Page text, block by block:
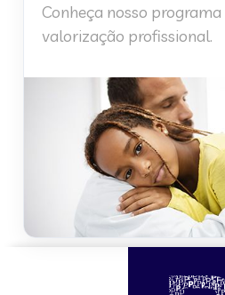
Conheça nosso programa
valorização profissional.